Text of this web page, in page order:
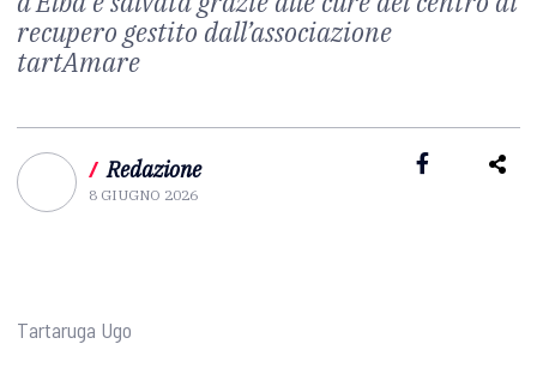
recupero gestito dall’associazione
tartAmare
/ Redazione
8 GIUGNO 2026
Tartaruga Ugo